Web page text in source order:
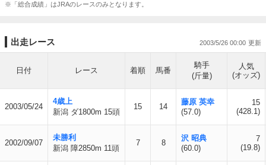
※「総合成績」はJRAのレースのみとなります。
出走レース 2003/5/26 00:00
日付 レース 着順 馬番
騎手
(斤量)
人気
(オッズ)
2003/05/24
4歳上
新潟 ダ1800m 15頭
15 14
藤原 英幸
(57.0)
15
(428.1)
2002/09/07
未勝利
新潟 障2850m 11頭
7 8
沢 昭典
(60.0)
7
(19.8)